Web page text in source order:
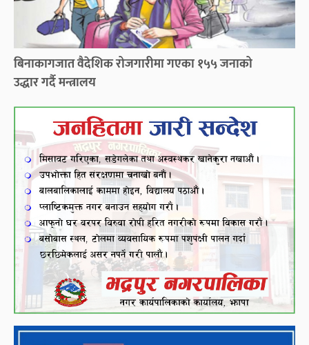
बिनाकागजात वैदेशिक रोजगारीमा गएका १५५ जनाको
उद्धार गर्दै मन्त्रालय